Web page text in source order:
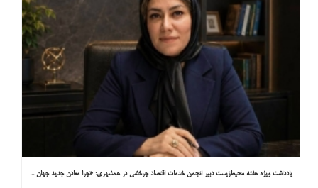
یادداشت ویژه هفته محیط‌زیست دبیر انجمن خدمات اقتصاد چرخشی در همشهری: «چرا معادن جدید جهان زیر زمین نیستند؟»